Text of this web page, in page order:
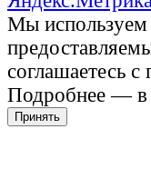
Мы
соглашаетесь
Подробнее — в
Принять